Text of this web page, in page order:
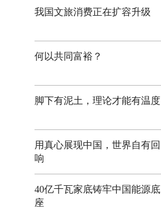
我国文旅消费正在扩容升级
何以共同富裕？
脚下有泥土，理论才能有温度
用真心展现中国，世界自有回
响
40亿千瓦家底铸牢中国能源底
座